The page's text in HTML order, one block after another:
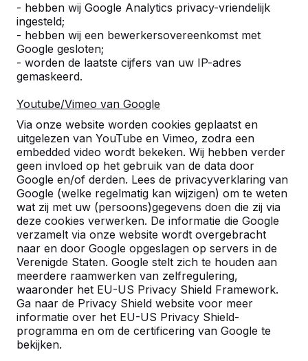
- hebben wij Google Analytics privacy-vriendelijk
ingesteld;
- hebben wij een bewerkersovereenkomst met
Google gesloten;
- worden de laatste cijfers van uw IP-adres
gemaskeerd.
Youtube/Vimeo van Google
Via onze website worden cookies geplaatst en
uitgelezen van YouTube en Vimeo, zodra een
embedded video wordt bekeken. Wij hebben verder
geen invloed op het gebruik van de data door
Google en/of derden. Lees de privacyverklaring van
Google (welke regelmatig kan wijzigen) om te weten
wat zij met uw (persoons)gegevens doen die zij via
deze cookies verwerken. De informatie die Google
verzamelt via onze website wordt overgebracht
naar en door Google opgeslagen op servers in de
Verenigde Staten. Google stelt zich te houden aan
meerdere raamwerken van zelfregulering,
waaronder het EU-US Privacy Shield Framework.
Ga naar de Privacy Shield website voor meer
informatie over het EU-US Privacy Shield-
programma en om de certificering van Google te
bekijken.
10
05-01-2021
Vandaag geleverd. Product ziet er goed en
onbeschadigd uit. Levering prima verlopen.
Klantvriendelijke chauffeur.
G.A.M. Wibier
03-09-2019
9
Prima bankjes die erg mooi staan op ons
schoolplein. De aflevering is perfect verlopen.
Prima service bij het plaatsen.
André Eikenboom (locatiedirecteur
Thorbecke Merkelbachstraat -
mavo)
02-
06-
2017
Referenties
U vindt onze producten in heel Europa en
zelfs daarbuiten. Bekijk hier waar bij u in de
buurt al een HeBlad product staat.
Product